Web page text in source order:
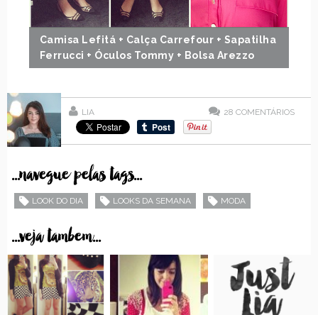
Camisa Lefitá + Calça Carrefour + Sapatilha
Ferrucci + Óculos Tommy + Bolsa Arezzo
LIA 28 COMENTÁRIOS
...navegue pelas tags...
LOOK DO DIA LOOKS DA SEMANA MODA
...veja tambem...